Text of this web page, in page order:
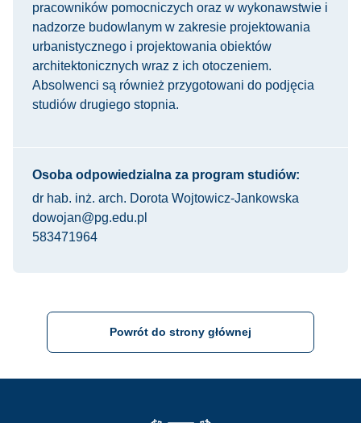
pracowników pomocniczych oraz w wykonawstwie i
nadzorze budowlanym w zakresie projektowania
urbanistycznego i projektowania obiektów
architektonicznych wraz z ich otoczeniem.
Absolwenci są również przygotowani do podjęcia
studiów drugiego stopnia.
Osoba odpowiedzialna za program studiów:
dr hab. inż. arch. Dorota Wojtowicz-Jankowska
dowojan@pg.edu.pl
583471964
Powrót do strony głównej